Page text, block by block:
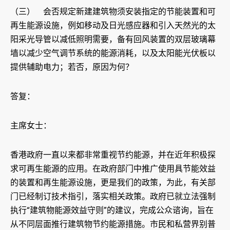
（三） 会否规定新建建筑物须安装指定的节能装置和可
再生能源设施，例如移动及日光感应器和引入天然光的太
阳采光导管以减低照明需要，备有回风装置的双层玻璃幕
墙以减少空气调节系统的能源消耗，以及太阳能光伏板以
提供辅助电力；若否，原因为何？
答复：
主席女士：
香港政府一直以来都非常重视节约能源，并在近年积极探
求可再生能源的应用。在政府部门中推广使用具节能效益
的装置和再生能源设施，更是我们的政策，为此，有关部
门已经制订技术指引，落实相关政策。政府已就立法强制
执行“建筑物能源效益守则”的建议，完成公众谘询，旨在
从不同层面推行建筑物节约能源措施。市民和私营界别普